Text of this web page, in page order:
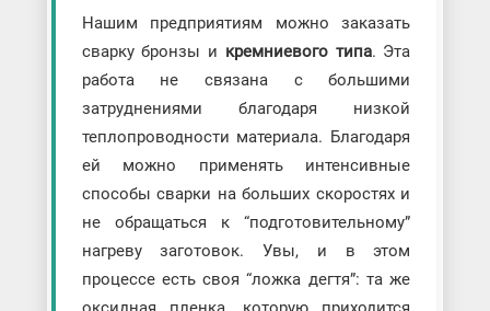
Нашим предприятиям можно заказать
сварку бронзы и кремниевого типа. Эта
работа не связана с большими
затруднениями благодаря низкой
теплопроводности материала. Благодаря
ей можно применять интенсивные
способы сварки на больших скоростях и
не обращаться к “подготовительному”
нагреву заготовок. Увы, и в этом
процессе есть своя “ложка дегтя”: та же